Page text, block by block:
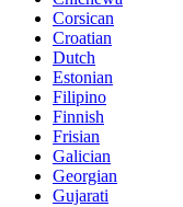
Corsican
Croatian
Dutch
Estonian
Filipino
Finnish
Frisian
Galician
Georgian
Gujarati